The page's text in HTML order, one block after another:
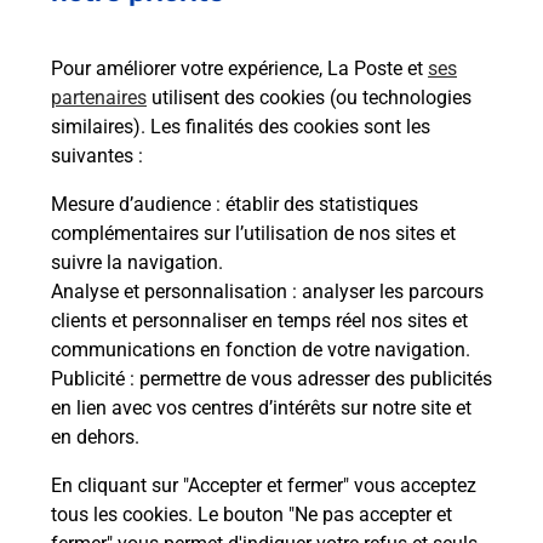
Pour améliorer votre expérience, La Poste et ses
partenaires utilisent des cookies (ou technologies
similaires). Les finalités des cookies sont les
suivantes :
Mesure d’audience : établir des statistiques
complémentaires sur l’utilisation de nos sites et
suivre la navigation.
Analyse et personnalisation : analyser les parcours
clients et personnaliser en temps réel nos sites et
communications en fonction de votre navigation.
Publicité : permettre de vous adresser des publicités
en lien avec vos centres d’intérêts sur notre site et
en dehors.
En cliquant sur "Accepter et fermer" vous acceptez
tous les cookies. Le bouton "Ne pas accepter et
08h00
50600 Grandparigny
Boîte aux lettres La Poste
Prochaine collecte du courriervendredià
08h00
6 Rue Jean Gosselin
50600 Grandparigny
Le lien s'ouvre dans un nouvel onglet